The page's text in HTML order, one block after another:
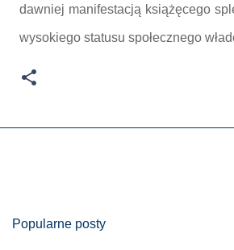
dawniej manifestacją książęcego
wysokiego statusu społecznego
Popularne posty